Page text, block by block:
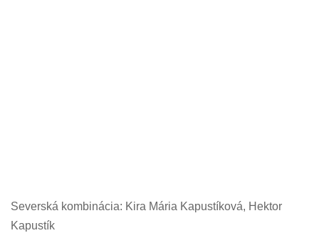
Severská kombinácia: Kira Mária Kapustíková, Hektor
Kapustík